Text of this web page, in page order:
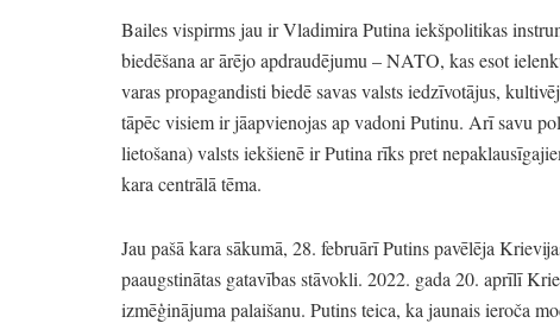
Bailes vispirms jau ir Vladimira Putina iekšpolitikas
biedēšana ar ārējo apdraudējumu – NATO, kas esot
varas propagandisti biedē savas valsts iedzīvotājus,
tāpēc visiem ir jāapvienojas ap vadoni Putinu. Arī savu
lietošana)valsts iekšienē ir Putina rīks pret
kara centrālā tēma.
Jau pašā kara sākumā, 28. februārī Putins pavēlēja
paaugstinātas gatavības stāvokli. 2022. gada 20. aprīlī
izmēģinājuma palaišanu. Putins teica, ka jaunais ieroča